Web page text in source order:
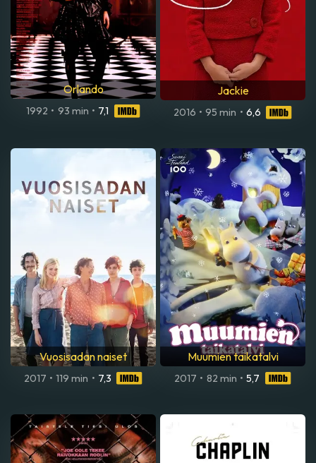
Orlando
1992 • 93 min • 7,1
Jackie
2016 • 95 min • 6,6
Vuosisadan naiset
2017 • 119 min • 7,3
Muumien taikatalvi
2017 • 82 min • 5,7